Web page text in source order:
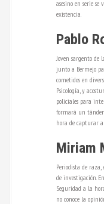
asesino en serie se
existencia.
Pablo
Joven sargento de
junto a Bermejo
cometidos en
Psicología, y
policiales para
formará un
hora de capturar
Miriam
Periodista de raza,
de investigación.
Seguridad a la
no conoce la